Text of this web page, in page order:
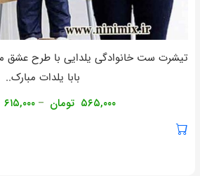
تیشرت ست خانوادگی یلدایی با طرح عشق
بابا یلدات مبارک..
۵۶۵,۰۰۰ تومان – ۶۱۵,۰۰۰